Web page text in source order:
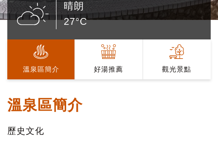
晴朗
27°C
溫泉區簡介 好湯推薦 觀光景點
溫泉區簡介
歷史文化